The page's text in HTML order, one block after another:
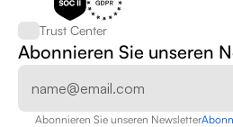
Trust Center
Abonnieren Sie unseren
Abonnieren Sie unseren Newsletter